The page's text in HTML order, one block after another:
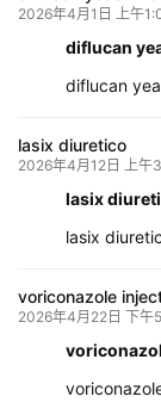
2026年4月1日 上午
diflucan
diflucan
lasix diuretico
2026年4月12日 上午
lasix
lasix
voriconazole
2026年4月22日 下午